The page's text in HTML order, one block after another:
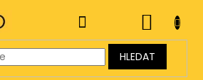
HLEDAT
KOŠÍK